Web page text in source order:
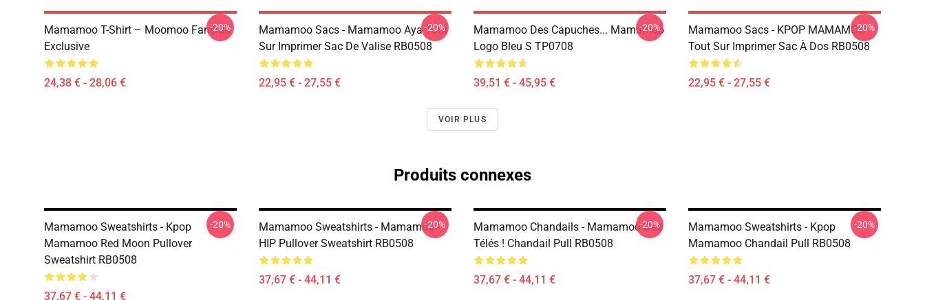
Mamamoo T-Shirt – Moomoo Fanclub
Exclusive
24,38 € - 28,06 €
-20%
Mamamoo Sacs - Mamamoo Aya Tout
Sur Imprimer Sac De Valise RB0508
22,95 € - 27,55 €
-20%
Mamamoo Des Capuches... Mamamoo
Logo Bleu S TP0708
39,51 € - 45,95 €
-20%
Mamamoo Sacs - KPOP MAMAMOO
Tout Sur Imprimer Sac À Dos RB0508
22,95 € - 27,55 €
-20%
VOIR PLUS
Produits connexes
Mamamoo Sweatshirts - Kpop
Mamamoo Red Moon Pullover
Sweatshirt RB0508
37,67 € - 44,11 €
-20%
Mamamoo Sweatshirts - Mamamoo -
HIP Pullover Sweatshirt RB0508
37,67 € - 44,11 €
-20%
Mamamoo Chandails - Mamamoo Des
Télés ! Chandail Pull RB0508
37,67 € - 44,11 €
-20%
Mamamoo Sweatshirts - Kpop
Mamamoo Chandail Pull RB0508
37,67 € - 44,11 €
-20%